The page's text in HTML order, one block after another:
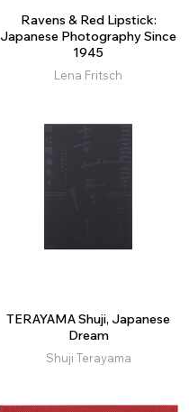
Ravens & Red Lipstick:
Japanese Photography Since
1945
Lena Fritsch
TERAYAMA Shuji, Japanese
Dream
Shuji Terayama